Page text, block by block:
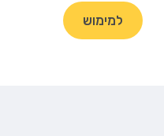
למימוש